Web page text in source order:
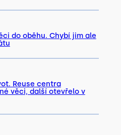
do oběhu. Chybí jim ale
Reuse centra
věci, další otevřelo v